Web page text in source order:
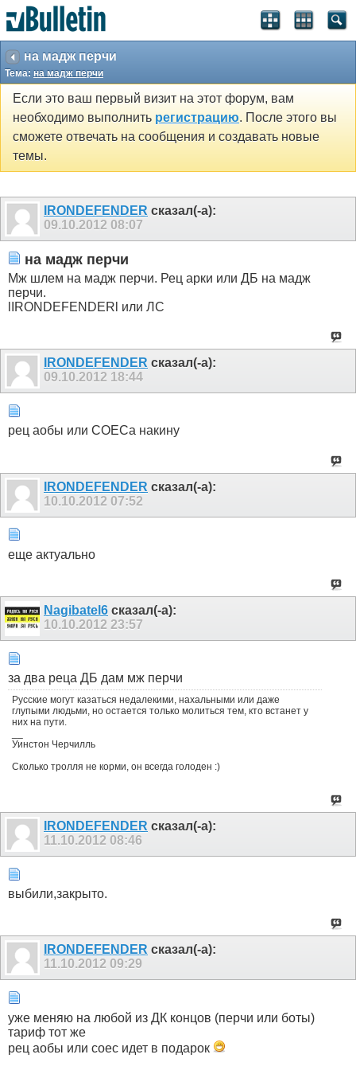
на мадж перчи
Тема: на мадж перчи
Если это ваш первый визит на этот форум, вам
необходимо выполнить регистрацию. После этого вы
сможете отвечать на сообщения и создавать новые
темы.
IRONDEFENDER сказал(-а):
09.10.2012 08:07
на мадж перчи
Мж шлем на мадж перчи. Рец арки или ДБ на мадж
перчи.
lIRONDEFENDERl или ЛС
IRONDEFENDER сказал(-а):
09.10.2012 18:44
рец аобы или СОЕСа накину
IRONDEFENDER сказал(-а):
10.10.2012 07:52
еще актуально
Nagibatel6 сказал(-а):
10.10.2012 23:57
за два реца ДБ дам мж перчи
Русские могут казаться недалекими, нахальными или даже
глупыми людьми, но остается только молиться тем, кто встанет у
них на пути.
Уинстон Черчилль
Сколько тролля не корми, он всегда голоден :)
IRONDEFENDER сказал(-а):
11.10.2012 08:46
выбили,закрыто.
IRONDEFENDER сказал(-а):
11.10.2012 09:29
уже меняю на любой из ДК концов (перчи или боты)
тариф тот же
рец аобы или соес идет в подарок